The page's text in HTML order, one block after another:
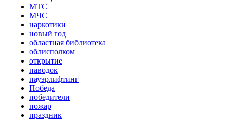
МТС
МЧС
наркотики
новый год
областная библиотека
облисполком
открытие
паводок
пауэрлифтинг
Победа
победители
пожар
праздник